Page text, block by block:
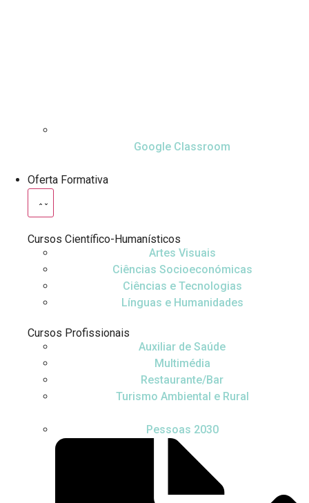
Google Classroom
Oferta Formativa
Cursos Científico-Humanísticos
Artes Visuais
Ciências Socioeconómicas
Ciências e Tecnologias
Línguas e Humanidades
Cursos Profissionais
Auxiliar de Saúde
Multimédia
Restaurante/Bar
Turismo Ambiental e Rural
Pessoas 2030